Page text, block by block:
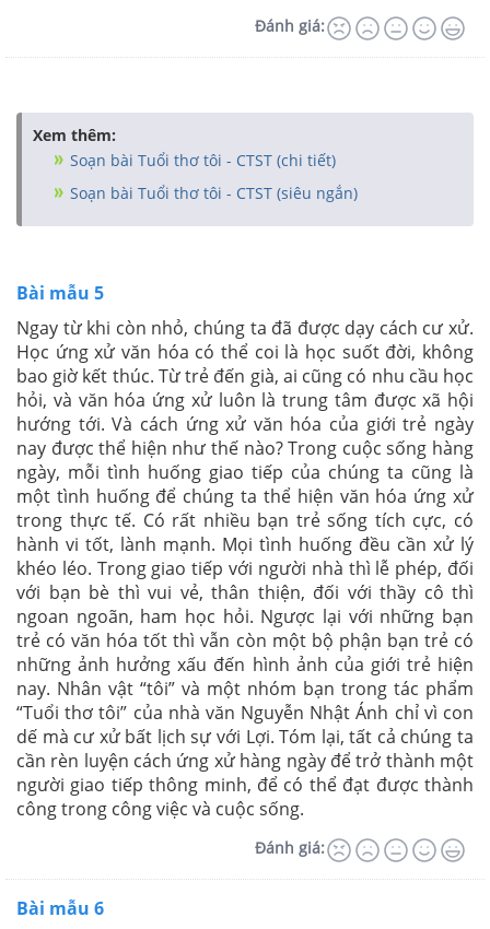
Đánh giá:
Xem thêm:
Soạn bài Tuổi thơ tôi - CTST (chi tiết)
Soạn bài Tuổi thơ tôi - CTST (siêu ngắn)
Bài mẫu 5
Ngay từ khi còn nhỏ, chúng ta đã được dạy cách cư xử.
Học ứng xử văn hóa có thể coi là học suốt đời, không
bao giờ kết thúc. Từ trẻ đến già, ai cũng có nhu cầu học
hỏi, và văn hóa ứng xử luôn là trung tâm được xã hội
hướng tới. Và cách ứng xử văn hóa của giới trẻ ngày
nay được thể hiện như thế nào? Trong cuộc sống hàng
ngày, mỗi tình huống giao tiếp của chúng ta cũng là
một tình huống để chúng ta thể hiện văn hóa ứng xử
trong thực tế. Có rất nhiều bạn trẻ sống tích cực, có
hành vi tốt, lành mạnh. Mọi tình huống đều cần xử lý
khéo léo. Trong giao tiếp với người nhà thì lễ phép, đối
với bạn bè thì vui vẻ, thân thiện, đối với thầy cô thì
ngoan ngoãn, ham học hỏi. Ngược lại với những bạn
trẻ có văn hóa tốt thì vẫn còn một bộ phận bạn trẻ có
những ảnh hưởng xấu đến hình ảnh của giới trẻ hiện
nay. Nhân vật “tôi” và một nhóm bạn trong tác phẩm
“Tuổi thơ tôi” của nhà văn Nguyễn Nhật Ánh chỉ vì con
dế mà cư xử bất lịch sự với Lợi. Tóm lại, tất cả chúng ta
cần rèn luyện cách ứng xử hàng ngày để trở thành một
người giao tiếp thông minh, để có thể đạt được thành
công trong công việc và cuộc sống.
Đánh giá:
Bài mẫu 6